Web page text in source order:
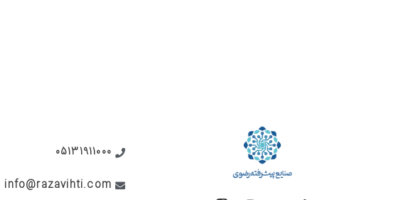
05131911000
info@razavihti.com